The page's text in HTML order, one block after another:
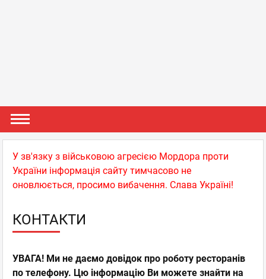
У зв'язку з військовою агресією Мордора проти
України інформація сайту тимчасово не
оновлюється, просимо вибачення. Слава Україні!
КОНТАКТИ
УВАГА! Ми не даємо довідок про роботу ресторанів
по телефону. Цю інформацію Ви можете знайти на